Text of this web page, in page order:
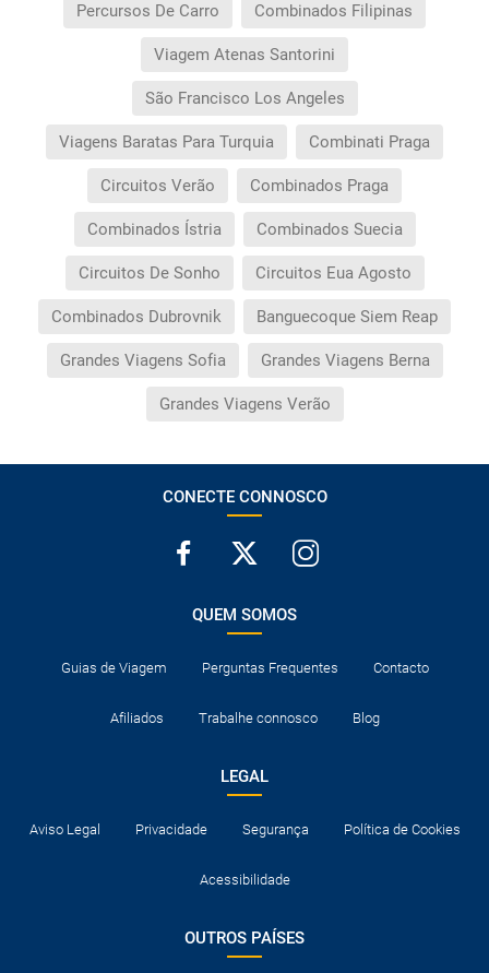
Percursos De Carro Combinados Filipinas
Viagem Atenas Santorini
São Francisco Los Angeles
Viagens Baratas Para Turquia Combinati Praga
Circuitos Verão Combinados Praga
Combinados Ístria Combinados Suecia
Circuitos De Sonho Circuitos Eua Agosto
Combinados Dubrovnik Banguecoque Siem Reap
Grandes Viagens Sofia Grandes Viagens Berna
Grandes Viagens Verão
CONECTE CONNOSCO
QUEM SOMOS
Guias de Viagem Perguntas Frequentes Contacto
Afiliados Trabalhe connosco Blog
LEGAL
Aviso Legal Privacidade Segurança Política de Cookies
Acessibilidade
OUTROS PAÍSES